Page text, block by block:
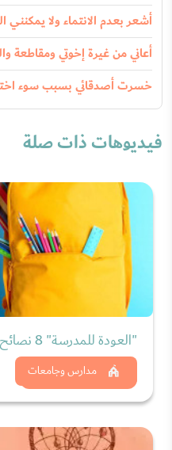
أشعر بعدم الانتماء ولا يمكنني
أعاني من غيرة إخوتي ومقاطعة
خسرت أصدقائي بسبب سوء
فيديوهات ذات صلة
مدارس وجامعات
"العودة للمدرسة" 8 نصائح للعام الدراسي الجديد
شاهد الان